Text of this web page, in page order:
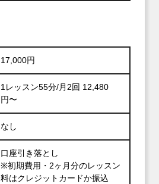
17,000円
1レッスン55分/月2回 12,480
円〜
なし
口座引き落とし
※初期費用・2ヶ月分のレッスン
料はクレジットカードか振込